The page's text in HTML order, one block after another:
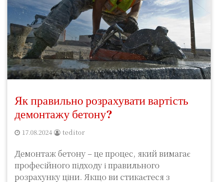
Як правильно розрахувати вартість
демонтажу бетону?
17.08.2024 teditor
Демонтаж бетону – це процес, який вимагає
професійного підходу і правильного
розрахунку ціни. Якщо ви стикаєтеся з